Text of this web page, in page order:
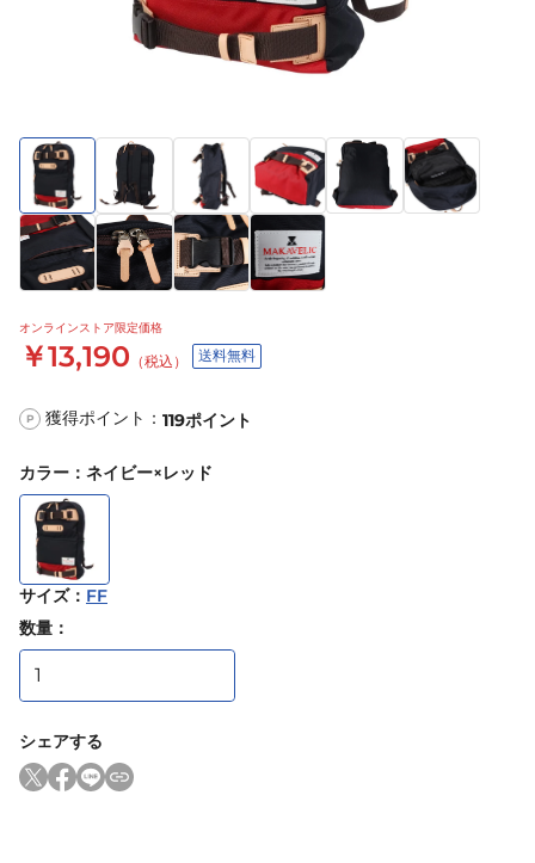
オンラインストア限定価格
￥13,190 （税込） 送料無料
P 獲得ポイント： 119ポイント
カラー ： ネイビー×レッド
サイズ： FF
数量：
シェアする